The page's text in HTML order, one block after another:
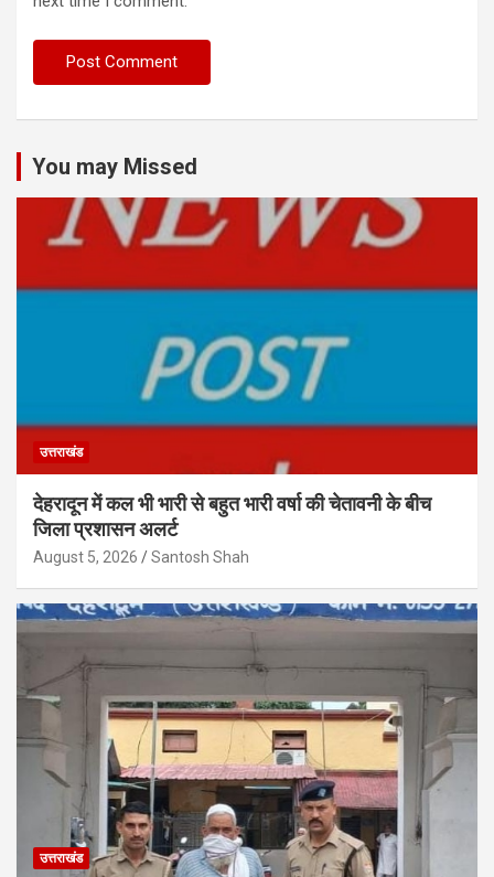
You may Missed
उत्तराखंड
देहरादून में कल भी भारी से बहुत भारी वर्षा की चेतावनी के बीच
जिला प्रशासन अलर्ट
August 5, 2026 Santosh Shah
उत्तराखंड